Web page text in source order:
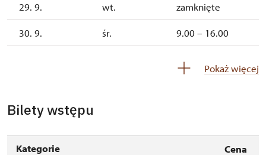
29. 9. wt. zamknięte
30. 9. śr. 9.00 – 16.00
17. 10.-18. 10.
24. 10.-25. 10. sob.–ndz. 9.00 – 15.00
Pokaż więcej
Bilety wstępu
Kategorie
Cena